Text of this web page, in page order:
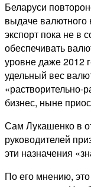
Беларуси
выдаче
экспорт пока не в
обеспечивать
уровне даже 2012
удельный вес
«растворительно-
бизнес, ныне
Сам Лукашенко в
руководителей
эти назначения
По его мнению,